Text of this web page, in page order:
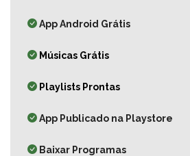
App Android Grátis
Músicas Grátis
Playlists Prontas
App Publicado na Playstore
Baixar Programas